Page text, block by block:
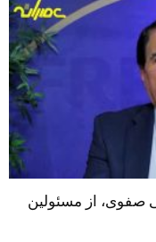
صفوی، از مسئولین